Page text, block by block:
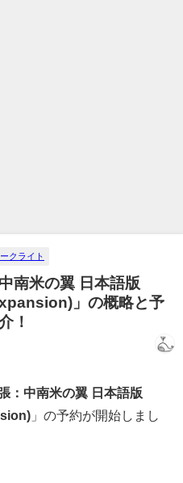
クライト
南米の翼 日本語版
」の概略と予
！
：中南米の翼 日本語版
」の予約が開始しまし